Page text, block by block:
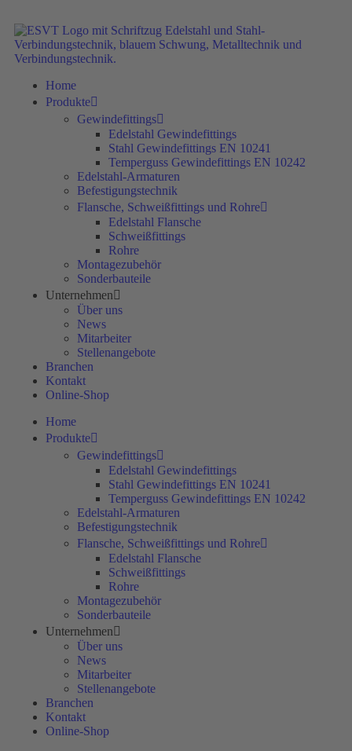
Home
Produkte
Gewindefittings
Edelstahl Gewindefittings
Stahl Gewindefittings EN 10241
Temperguss Gewindefittings EN 10242
Edelstahl-Armaturen
Befestigungstechnik
Flansche, Schweißfittings und Rohre
Edelstahl Flansche
Schweißfittings
Rohre
Montagezubehör
Sonderbauteile
Unternehmen
Über uns
News
Mitarbeiter
Stellenangebote
Branchen
Kontakt
Online-Shop
Home
Produkte
Gewindefittings
Edelstahl Gewindefittings
Stahl Gewindefittings EN 10241
Temperguss Gewindefittings EN 10242
Edelstahl-Armaturen
Befestigungstechnik
Flansche, Schweißfittings und Rohre
Edelstahl Flansche
Schweißfittings
Rohre
Montagezubehör
Sonderbauteile
Unternehmen
Über uns
News
Mitarbeiter
Stellenangebote
Branchen
Kontakt
Online-Shop